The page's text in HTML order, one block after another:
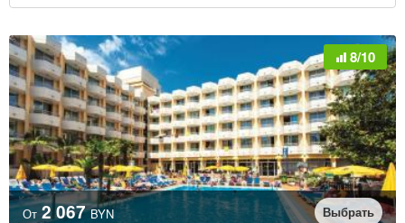
8/10
От 2 067 BYN Выбрать